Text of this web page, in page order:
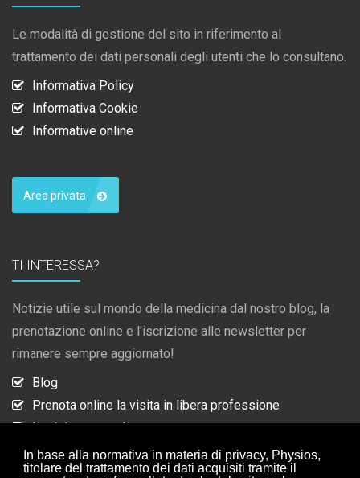
In base alla normativa in materia di privacy, Physios,
titolare del trattamento dei dati acquisiti tramite il
Le modalità di gestione del sito in riferimento al
trattamento dei dati personali degli utenti che lo consultano.
Informativa Policy
Informativa Cookie
Informative online
Area privata
TI INTERESSA?
Notizie utile sul mondo della medicina dal nostro blog, la
prenotazione online e l'iscrizione alle newsletter per
rimanere sempre aggiornato!
Blog
Prenota online la visita in libera professione
Iscrizione newsletter
Collaborazioni